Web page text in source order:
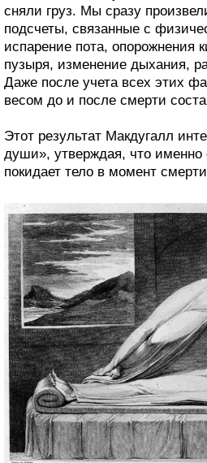
сняли груз. Мы сразу
подсчеты, связанные с
испарение пота, опорожнения
пузыря, изменение дыхания,
Даже после учета всех этих
весом до и после смерти
Этот результат Макдугалл
души», утверждая, что именно
покидает тело в момент